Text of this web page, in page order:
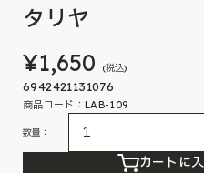
タリヤ
¥1,650 (税込)
6942421131076
商品コード：LAB-109
数量：
カートに